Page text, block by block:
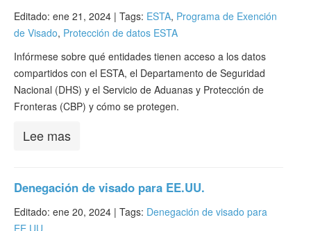
Editado: ene 21, 2024 | Tags: ESTA, Programa de Exención
de Visado, Protección de datos ESTA
Infórmese sobre qué entidades tienen acceso a los datos
compartidos con el ESTA, el Departamento de Seguridad
Nacional (DHS) y el Servicio de Aduanas y Protección de
Fronteras (CBP) y cómo se protegen.
Lee mas
Denegación de visado para EE.UU.
Editado: ene 20, 2024 | Tags: Denegación de visado para
EE.UU.